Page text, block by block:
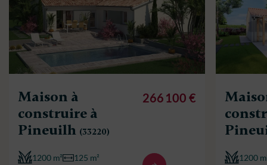
Maison à
construire à
Pineuilh (33220)
1200 m²
125 m²
266 100 €
1200